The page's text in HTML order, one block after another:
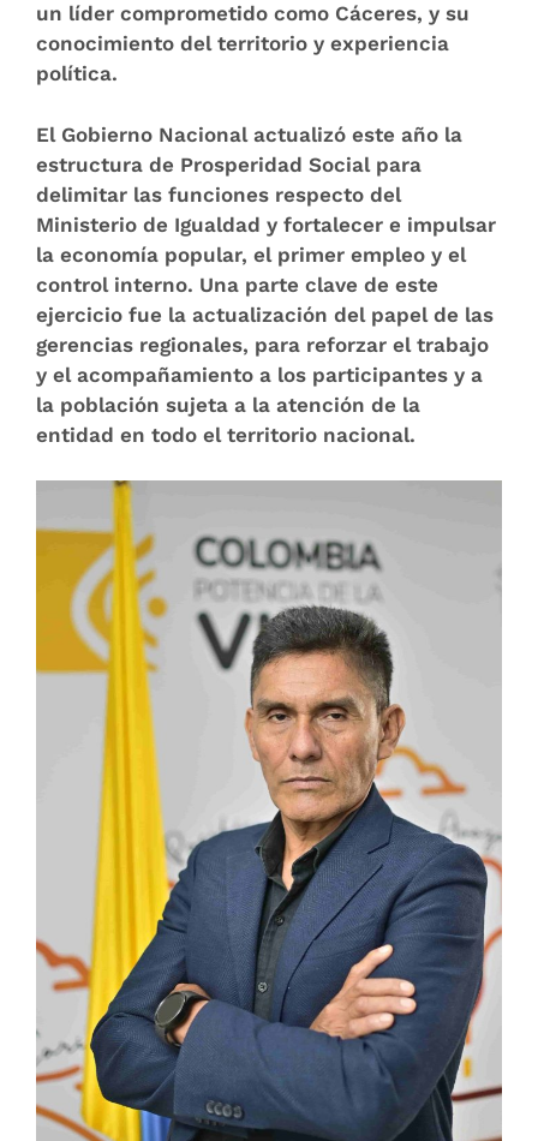
un líder comprometido como Cáceres, y su
conocimiento del territorio y experiencia
política.
El Gobierno Nacional actualizó este año la
estructura de Prosperidad Social para
delimitar las funciones respecto del
Ministerio de Igualdad y fortalecer e impulsar
la economía popular, el primer empleo y el
control interno. Una parte clave de este
ejercicio fue la actualización del papel de las
gerencias regionales, para reforzar el trabajo
y el acompañamiento a los participantes y a
la población sujeta a la atención de la
entidad en todo el territorio nacional.